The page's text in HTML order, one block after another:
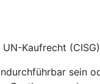
Kaufrecht
sein